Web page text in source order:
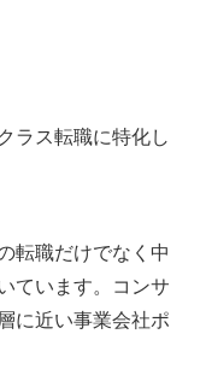
ラス転職に特化し
転職だけでなく中
ています。コンサ
に近い事業会社ポ